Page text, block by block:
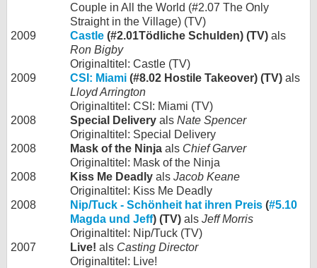
Couple in All the World (#2.07 The Only
Straight in the Village) (TV)
2009
Castle (#2.01Tödliche Schulden) (TV) als
Ron Bigby
Originaltitel: Castle (TV)
2009
CSI: Miami (#8.02 Hostile Takeover) (TV) als
Lloyd Arrington
Originaltitel: CSI: Miami (TV)
2008
Special Delivery als Nate Spencer
Originaltitel: Special Delivery
2008
Mask of the Ninja als Chief Garver
Originaltitel: Mask of the Ninja
2008
Kiss Me Deadly als Jacob Keane
Originaltitel: Kiss Me Deadly
2008
Nip/Tuck - Schönheit hat ihren Preis (#5.10
Magda und Jeff) (TV) als Jeff Morris
Originaltitel: Nip/Tuck (TV)
2007
Live! als Casting Director
Originaltitel: Live!